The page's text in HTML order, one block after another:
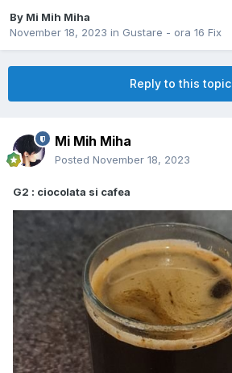
By Mi Mih Miha
November 18, 2023 in Gustare - ora 16 Fix
Reply to this topic
Mi Mih Miha
Posted November 18, 2023
G2 : ciocolata si cafea